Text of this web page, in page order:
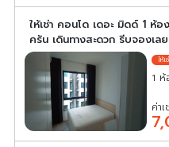
ให้เช่า คอนโด เดอะ มิดด์ 1 ห้อ
ครัน เดินทางสะดวก รีบจองเลย
1
ค่า